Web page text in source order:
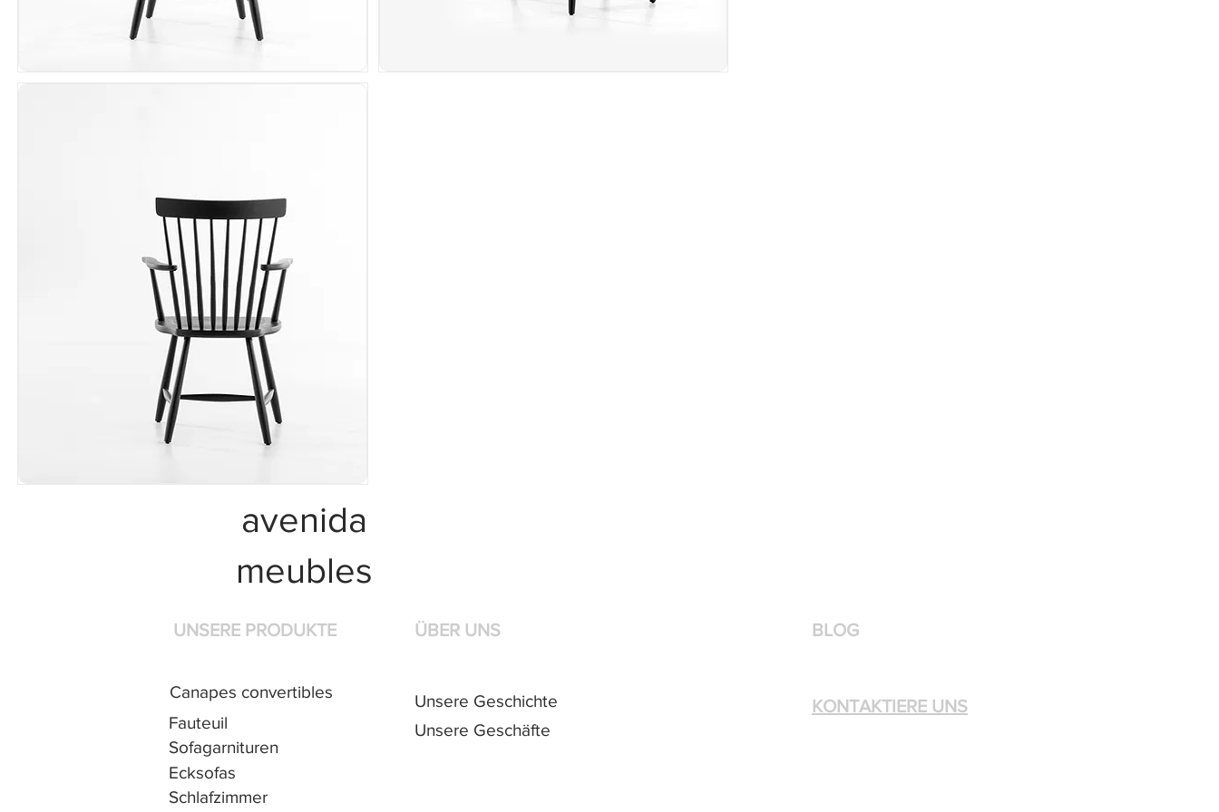
avenida
meubles
UNSERE PRODUKTE
Canapes convertibles
Fauteuil
Sofagarnituren
ÜBER UNS
Unsere Geschichte
Unsere Geschäfte
Ecksofas
Schlafzimmer
BLOG
KONTAKTIERE UNS